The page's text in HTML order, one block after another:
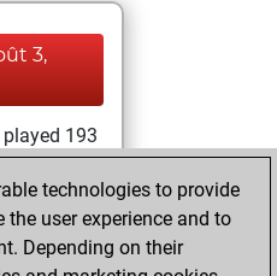
3,
played 193
+68
blitz
technologies to provide
user experience and to
Depending on their